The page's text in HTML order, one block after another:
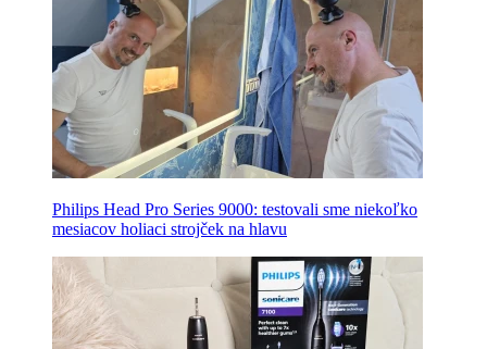
Philips Head Pro Series 9000: testovali sme niekoľko
mesiacov holiaci strojček na hlavu